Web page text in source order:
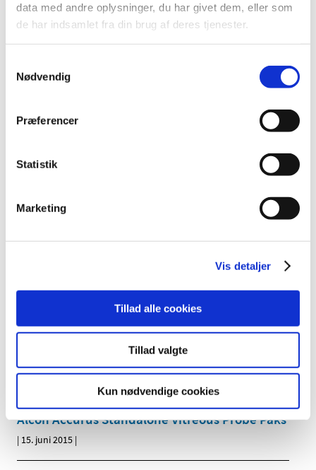
data med andre oplysninger, du har givet dem, eller som
de har indsamlet fra din brug af deres tjenester.
Nødvendig
Præferencer
Statistik
Marketing
Vis detaljer
Tillad alle cookies
Tillad valgte
Kun nødvendige cookies
|17. juni 2015|
Accu-Chek Insight
Femoral Cannula and Insertion Kits
|16. juni 2015
Heater/Cooler 1T & 3T
|16. juni 2015|
Sulfasalazine/Sulfapyridine- Drug Interference
Alcon Accurus Standalone Vitreous Probe Paks
| 15. juni 2015 |